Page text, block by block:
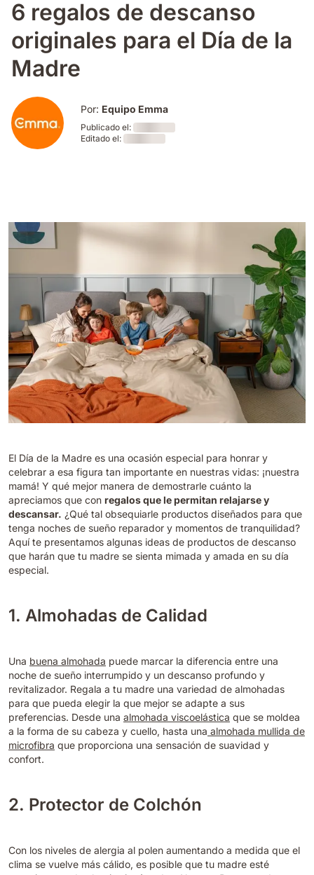
6 regalos de descanso
originales para el Día de la
Madre
Por: Equipo Emma
Publicado el:
Editado el:
El Día de la Madre es una ocasión especial para honrar y
celebrar a esa figura tan importante en nuestras vidas: ¡nuestra
mamá! Y qué mejor manera de demostrarle cuánto la
apreciamos que con regalos que le permitan relajarse y
descansar. ¿Qué tal obsequiarle productos diseñados para que
tenga noches de sueño reparador y momentos de tranquilidad?
Aquí te presentamos algunas ideas de productos de descanso
que harán que tu madre se sienta mimada y amada en su día
especial.
1. Almohadas de Calidad
Una buena almohada puede marcar la diferencia entre una
noche de sueño interrumpido y un descanso profundo y
revitalizador. Regala a tu madre una variedad de almohadas
para que pueda elegir la que mejor se adapte a sus
preferencias. Desde una almohada viscoelástica que se moldea
a la forma de su cabeza y cuello, hasta una almohada mullida de
microfibra que proporciona una sensación de suavidad y
confort.
2. Protector de Colchón
Con los niveles de alergia al polen aumentando a medida que el
clima se vuelve más cálido, es posible que tu madre esté